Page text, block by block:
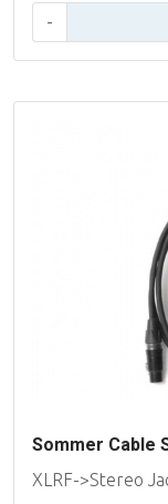
-
Sommer Cable
XLRF->Stereo